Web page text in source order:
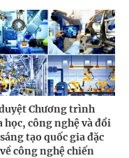
Chương trình
học, công nghệ và đổi
tạo quốc gia đặc
công nghệ chiến